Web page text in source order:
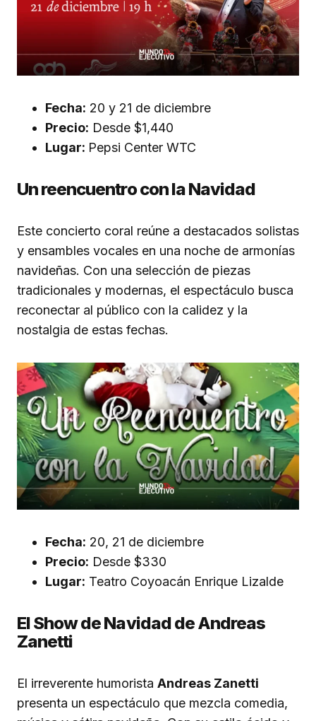
Fecha: 20 y 21 de diciembre
Precio: Desde $1,440
Lugar: Pepsi Center WTC
Un reencuentro con la Navidad
Este concierto coral reúne a destacados solistas
y ensambles vocales en una noche de armonías
navideñas. Con una selección de piezas
tradicionales y modernas, el espectáculo busca
reconectar al público con la calidez y la
nostalgia de estas fechas.
Fecha: 20, 21 de diciembre
Precio: Desde $330
Lugar: Teatro Coyoacán Enrique Lizalde
El Show de Navidad de Andreas
Zanetti
El irreverente humorista Andreas Zanetti
presenta un espectáculo que mezcla comedia,